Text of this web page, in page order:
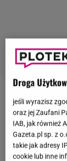
Sytuacja w
napięta.
prezydenta
Nikodema
był związany
Droga
jeśli wyrazisz
oraz jej Zaufani
IAB, jak również
Gazeta.pl sp. z
takie jak adresy
cookie lub inne